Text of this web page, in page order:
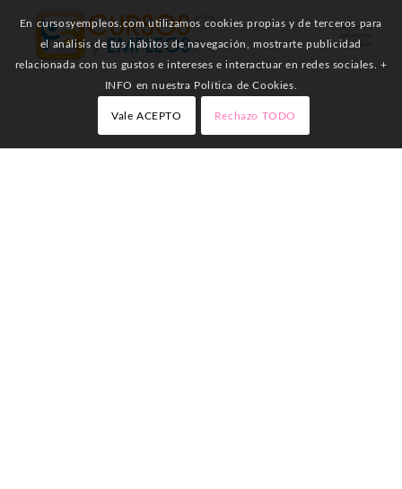
En cursosyempleos.com utilizamos cookies propias y de terceros para
el análisis de tus hábitos de navegación, mostrarte publicidad
relacionada con tus gustos e intereses e interactuar en redes sociales. +
INFO en nuestra Política de Cookies.
Vale ACEPTO Rechazo TODO